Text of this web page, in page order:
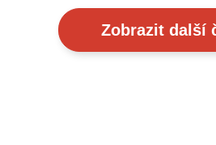
Zobrazit další